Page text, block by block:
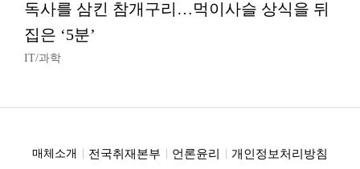
독사를 삼킨 참개구리…먹이사슬 상식을 뒤
집은 ‘5분’
IT/과학
매체소개 전국취재본부 언론윤리 개인정보처리방침